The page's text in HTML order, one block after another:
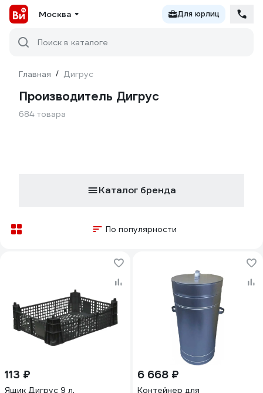
Москва Для юрлиц
Поиск в каталоге
Главная / Дигрус
Производитель Дигрус
684 товара
Каталог бренда
По популярности
113 ₽
Ящик Дигрус 9 л,
6 668 ₽
Контейнер для